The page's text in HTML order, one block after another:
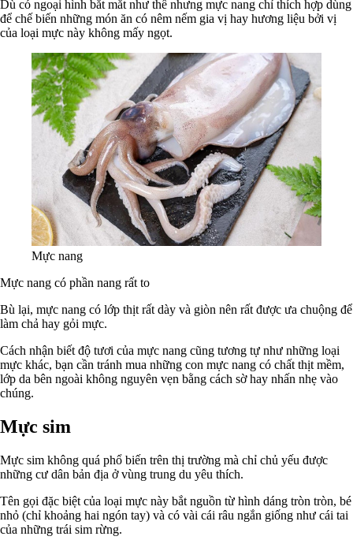
Dù có ngoại hình bắt mắt như thế nhưng mực nang chỉ thích hợp dùng
để chế biến những món ăn có nêm nếm gia vị hay hương liệu bởi vị
của loại mực này không mấy ngọt.
Mực nang
Mực nang có phần nang rất to
Bù lại, mực nang có lớp thịt rất dày và giòn nên rất được ưa chuộng để
làm chả hay gỏi mực.
Cách nhận biết độ tươi của mực nang cũng tương tự như những loại
mực khác, bạn cần tránh mua những con mực nang có chất thịt mềm,
lớp da bên ngoài không nguyên vẹn bằng cách sờ hay nhấn nhẹ vào
chúng.
Mực sim
Mực sim không quá phổ biến trên thị trường mà chỉ chủ yếu được
những cư dân bản địa ở vùng trung du yêu thích.
Tên gọi đặc biệt của loại mực này bắt nguồn từ hình dáng tròn tròn, bé
nhỏ (chỉ khoảng hai ngón tay) và có vài cái râu ngắn giống như cái tai
của những trái sim rừng.